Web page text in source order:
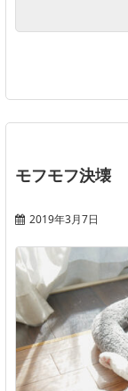
モフモフ決壊
2019年3月7日